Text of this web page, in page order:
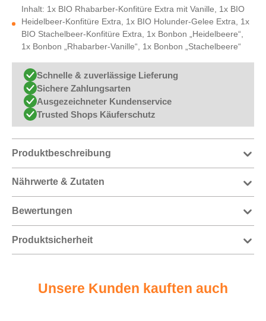
Inhalt: 1x BIO Rhabarber-Konfitüre Extra mit Vanille, 1x BIO
Heidelbeer-Konfitüre Extra, 1x BIO Holunder-Gelee Extra, 1x
BIO Stachelbeer-Konfitüre Extra, 1x Bonbon „Heidelbeere“,
1x Bonbon „Rhabarber-Vanille“, 1x Bonbon „Stachelbeere“
Schnelle & zuverlässige Lieferung
Sichere Zahlungsarten
Ausgezeichneter Kundenservice
Trusted Shops Käuferschutz
Produktbeschreibung
Nährwerte & Zutaten
Bewertungen
Produktsicherheit
Unsere Kunden kauften auch